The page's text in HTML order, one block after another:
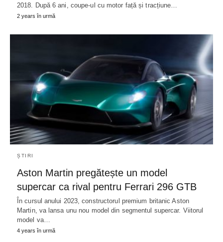
2018. După 6 ani, coupe-ul cu motor față și tracțiune…
2 years în urmă
ȘTIRI
Aston Martin pregătește un model
supercar ca rival pentru Ferrari 296 GTB
În cursul anului 2023, constructorul premium britanic Aston
Martin, va lansa unu nou model din segmentul supercar. Viitorul
model va…
4 years în urmă